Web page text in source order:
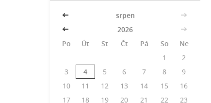
<< srpen
>>
<<
2026
>>
Po
Út St Čt Pá So
Ne
1
2
3
4 5 6 7 8
9
10
11 12 13 14 15
16
17
18 19 20 21 22
23